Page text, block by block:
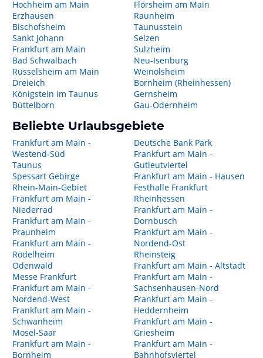
Hochheim am Main
Erzhausen
Bischofsheim
Sankt Johann
Frankfurt am Main
Bad Schwalbach
Rüsselsheim am Main
Dreieich
Königstein im Taunus
Büttelborn
Flörsheim am Main
Raunheim
Taunusstein
Selzen
Sulzheim
Neu-Isenburg
Weinolsheim
Bornheim (Rheinhessen)
Gernsheim
Gau-Odernheim
Beliebte Urlaubsgebiete
Frankfurt am Main -
Westend-Süd
Taunus
Spessart Gebirge
Rhein-Main-Gebiet
Frankfurt am Main -
Niederrad
Frankfurt am Main -
Praunheim
Frankfurt am Main -
Rödelheim
Odenwald
Messe Frankfurt
Frankfurt am Main -
Nordend-West
Frankfurt am Main -
Schwanheim
Mosel-Saar
Frankfurt am Main -
Bornheim
Deutsche Bank Park
Frankfurt am Main -
Gutleutviertel
Frankfurt am Main - Hausen
Festhalle Frankfurt
Rheinhessen
Frankfurt am Main -
Dornbusch
Frankfurt am Main -
Nordend-Ost
Rheinsteig
Frankfurt am Main - Altstadt
Frankfurt am Main -
Sachsenhausen-Nord
Frankfurt am Main -
Heddernheim
Frankfurt am Main -
Griesheim
Frankfurt am Main -
Bahnhofsviertel